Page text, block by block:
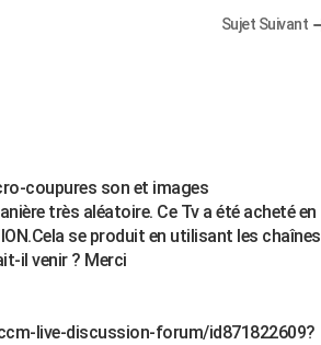
Sujet Suivant
coupures son et images
très aléatoire. Ce Tv a été acheté en
se produit en utilisant les chaînes
il venir ? Merci
live-discussion-forum/id871822609?